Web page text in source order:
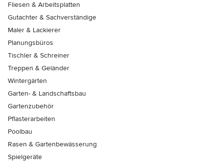
Fliesen & Arbeitsplatten
Gutachter & Sachverständige
Maler & Lackierer
Planungsbüros
Tischler & Schreiner
Treppen & Geländer
Wintergärten
Garten- & Landschaftsbau
Gartenzubehör
Pflasterarbeiten
Poolbau
Rasen & Gartenbewässerung
Spielgeräte